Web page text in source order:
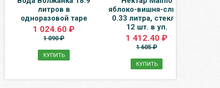
литров в
одноразовой таре
1 024.60 ₽
1 090 ₽
КУПИТЬ
яблоко-вишня-слива
0.33 литра, стекло,
12 шт. в уп.
1 412.40 ₽
1 605 ₽
КУПИТЬ